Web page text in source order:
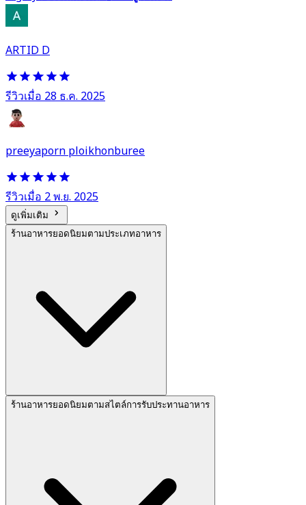
ARTID D
รีวิวเมื่อ 28 ธ.ค. 2025
preeyaporn ploikhonburee
รีวิวเมื่อ 2 พ.ย. 2025
ดูเพิ่มเติม
ร้านอาหารยอดนิยมตามประเภทอาหาร
ร้านอาหารยอดนิยมตามสไตล์การรับประทานอาหาร